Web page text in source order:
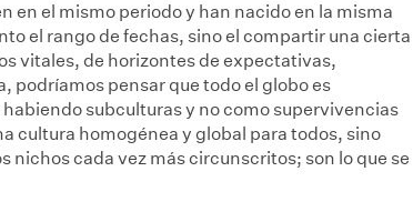
en el mismo periodo y han nacido en la misma
el rango de fechas, sino el compartir una cierta
vitales, de horizontes de expectativas,
podríamos pensar que todo el globo es
subculturas y no como supervivencias
cultura homogénea y global para todos, sino
nichos cada vez más circunscritos; son lo que se